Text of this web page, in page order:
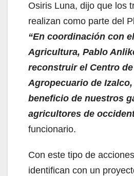
Osiris Luna, dijo que los
realizan como parte del
“En coordinación con
Agricultura, Pablo
reconstruir el Centro
Agropecuario de
beneficio de nuestros
agricultores de
funcionario.
Con este tipo de
identifican con un